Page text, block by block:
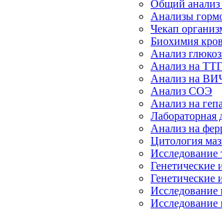
Общий анализ
Анализы
Чекап
Биохимия
Анализ
Анализ на ТТГ
Анализ на
Анализ СОЭ
Анализ на
Лабораторная
Анализ на
Цитология
Исследование
Генетические
Генетические
Исследование